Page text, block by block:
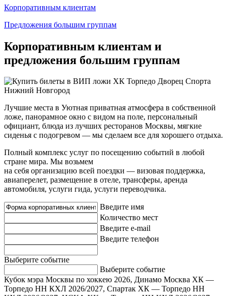
Корпоративным клиентам
Предложения большим группам
Корпоративным клиентам и
предложения большим группам
Лучшие места в Уютная приватная атмосфера в собственной
ложе, панорамное окно с видом на поле, персональный
официант, блюда из лучших ресторанов Москвы, мягкие
сиденья с подогревом — мы сделаем все для хорошего отдыха.
Полный комплекс услуг по посещению событий в любой
стране мира. Мы возьмем
на себя организацию всей поездки — визовая поддержка,
авиаперелет, размещение в отеле, трансферы, аренда
автомобиля, услуги гида, услуги переводчика.
Введите имя
Количество мест
Введите e-mail
Введите телефон
Выберите событие
Выберите событие
Кубок мэра Москвы по хоккею 2026, Динамо Москва ХК —
Торпедо НН КХЛ 2026/2027, Спартак ХК — Торпедо НН